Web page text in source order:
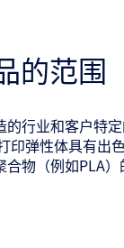
的范围
行业和客户特
印弹性体具有出
物（例如PLA